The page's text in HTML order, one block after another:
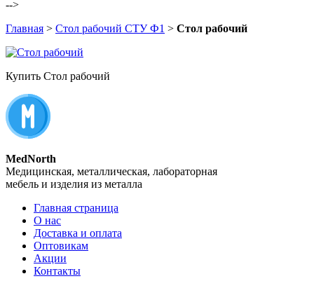
-->
Главная > Стол рабочий СТУ Ф1 > Стол рабочий
Купить Стол рабочий
MedNorth
Медицинская, металлическая, лабораторная
мебель и изделия из металла
Главная страница
О нас
Доставка и оплата
Оптовикам
Акции
Контакты